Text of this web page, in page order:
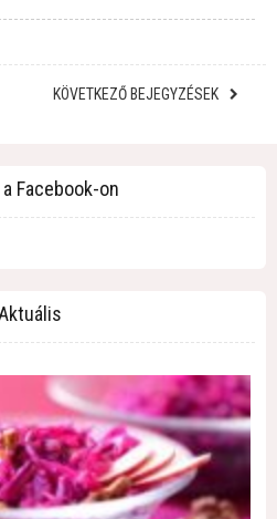
KÖVETKEZŐ BEJEGYZÉSEK
Facebook-on